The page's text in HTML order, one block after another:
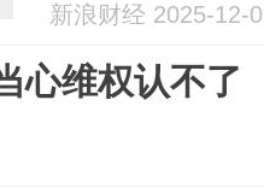
新浪财经 2025-12-
心维权认不了